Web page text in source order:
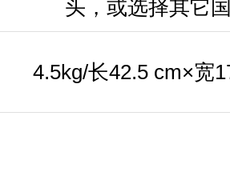
头，或选择其它
4.5kg/长42.5 cm×宽